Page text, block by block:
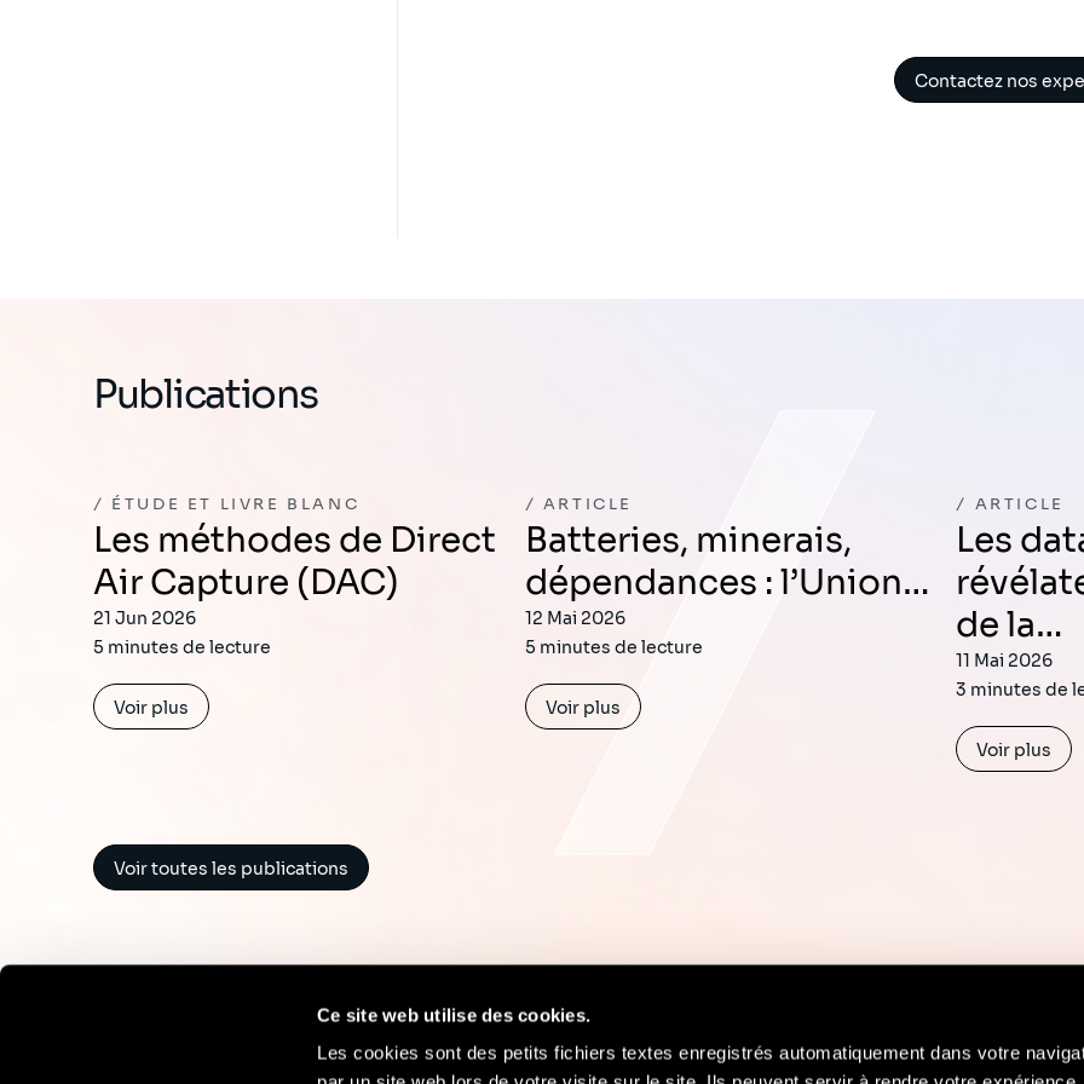
Ce site web utilise des cookies.
Les cookies sont des petits fichiers textes enregistrés automatiquement dans votre
Contactez nos
Publications
ÉTUDE ET LIVRE BLANC
Les méthodes de Direct
Air Capture (DAC)
21 Jun 2026
5 minutes de lecture
Voir plus
ARTICLE
Batteries, minerais,
dépendances : l’Union…
12 Mai 2026
5 minutes de lecture
Voir plus
ARTICLE
Les data centers,
de la…
11 Mai 2026
3 minutes de
Voir plus
Voir toutes les publications